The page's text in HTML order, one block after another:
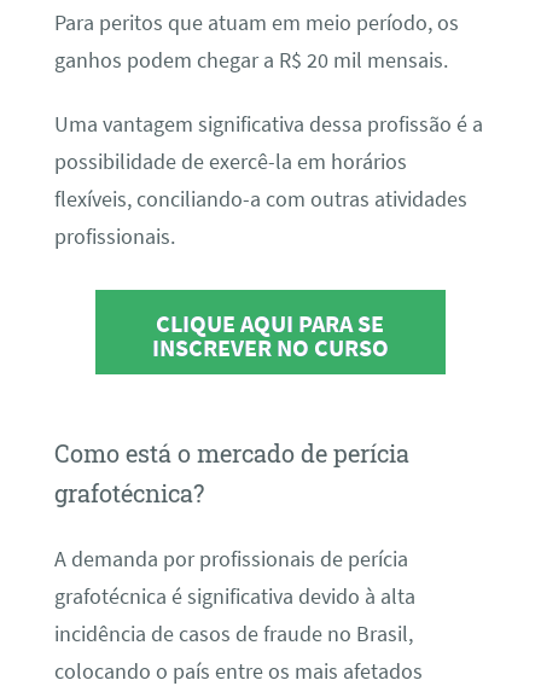
Para peritos que atuam em meio período, os
ganhos podem chegar a R$ 20 mil mensais.
Uma vantagem significativa dessa profissão é a
possibilidade de exercê-la em horários
flexíveis, conciliando-a com outras atividades
profissionais.
CLIQUE AQUI PARA SE
INSCREVER NO CURSO
Como está o mercado de perícia
grafotécnica?
A demanda por profissionais de perícia
grafotécnica é significativa devido à alta
incidência de casos de fraude no Brasil,
colocando o país entre os mais afetados